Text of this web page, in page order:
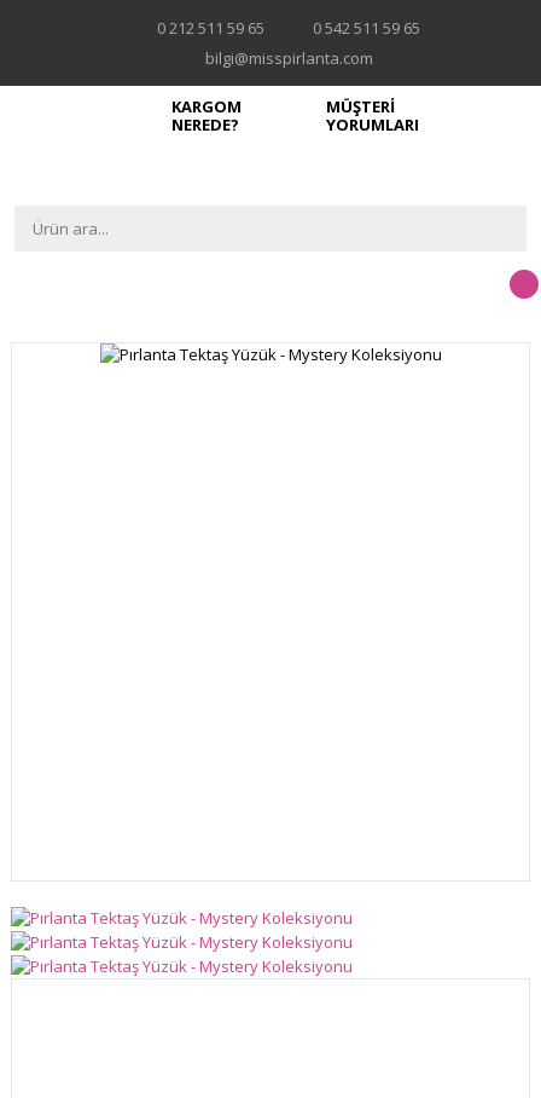
0 212 511 59 65
0 542 511 59 65
bilgi@misspirlanta.com
KARGOM
NEREDE?
MÜŞTERİ
YORUMLARI